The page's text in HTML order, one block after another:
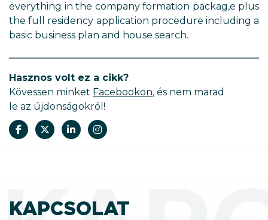
everything in the company formation packag,e plus
the full residency application procedure including a
basic business plan and house search.
Hasznos volt ez a cikk?
Kövessen minket Facebookon, és nem marad
le az újdonságokról!
KAPCSOLAT